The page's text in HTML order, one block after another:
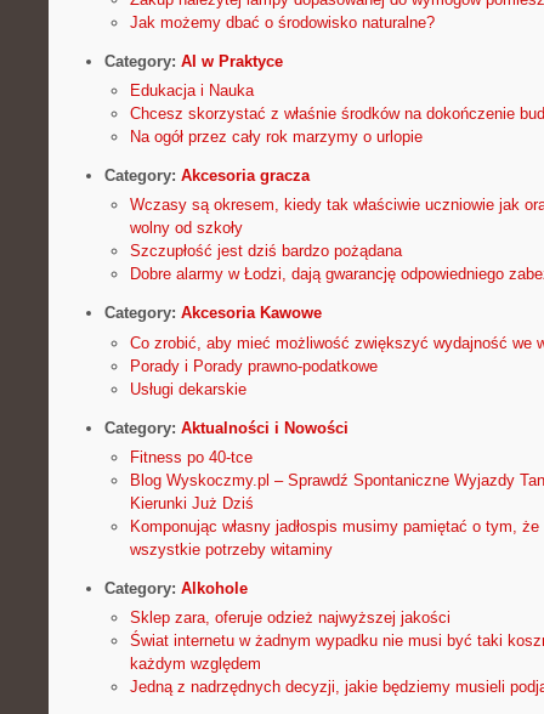
Jak możemy dbać o środowisko naturalne?
Category: AI w Praktyce
Edukacja i Nauka
Chcesz skorzystać z właśnie środków na dokończenie
Na ogół przez cały rok marzymy o urlopie
Category: Akcesoria gracza
Wczasy są okresem, kiedy tak właściwie uczniowie jak
wolny od szkoły
Szczupłość jest dziś bardzo pożądana
Dobre alarmy w Łodzi, dają gwarancję odpowiedniego
Category: Akcesoria Kawowe
Co zrobić, aby mieć możliwość zwiększyć wydajność we
Porady i Porady prawno-podatkowe
Usługi dekarskie
Category: Aktualności i Nowości
Fitness po 40-tce
Blog Wyskoczmy.pl – Sprawdź Spontaniczne Wyjazdy
Kierunki Już Dziś
Komponując własny jadłospis musimy pamiętać o tym,
wszystkie potrzeby witaminy
Category: Alkohole
Sklep zara, oferuje odzież najwyższej jakości
Świat internetu w żadnym wypadku nie musi być taki
każdym względem
Jedną z nadrzędnych decyzji, jakie będziemy musieli